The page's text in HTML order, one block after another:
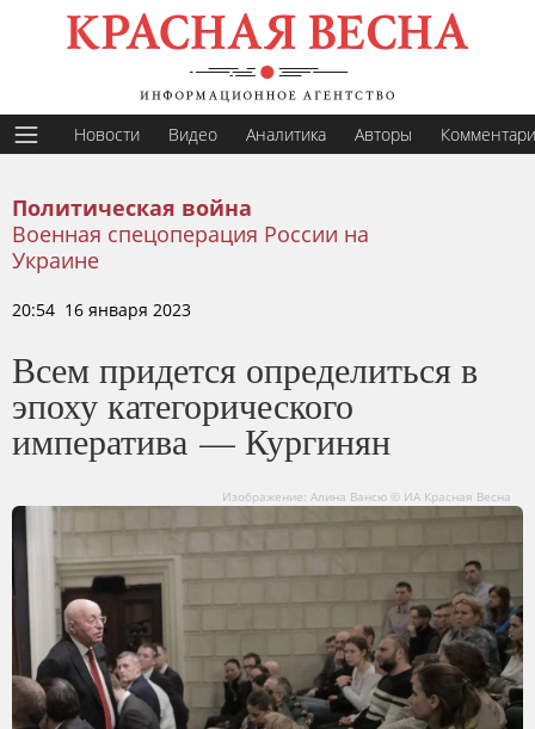
Новости Видео Аналитика Авторы
Политическая война
Военная спецоперация России на
Украине
20:54 16 января 2023
Всем придется определиться в
эпоху категорического
императива — Кургинян
Изображение: Алина Вансю © ИА Красная Весна